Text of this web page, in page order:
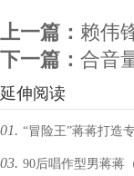
上一篇： 赖伟
下一篇： 合音
延伸阅读
01. “冒险王”蒋蒋打造
日发行
03. 90后唱作型男蒋蒋